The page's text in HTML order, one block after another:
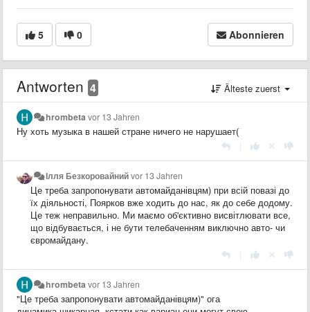
5 0 Abonnieren
Antworten 4 Älteste zuerst
hrombeta vor 13 Jahren
Ну хоть музыка в нашей стране ничего не нарушает(
Ілля Безкоровайнийvor 13 Jahren
Це треба запропонувати автомайданівцям) при всій повазі до
їх діяльності, Поярков вже ходить до нас, як до себе додому.
Це теж неправильно. Ми маємо об'єктивно висвітлювати все,
що відбувається, і не бути телебаченням виключно авто- чи
євромайдану.
hrombeta vor 13 Jahren
"Це треба запропонувати автомайданівцям)" ога